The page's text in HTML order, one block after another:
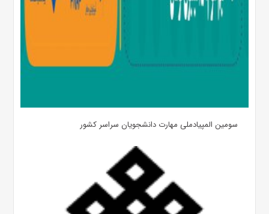
سومین المپیادملی مهارت دانشجویان سراسر کشور